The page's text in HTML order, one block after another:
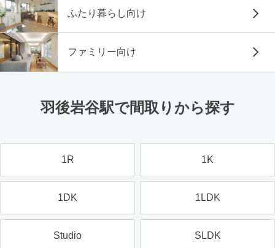
ふたり暮らし向け
ファミリー向け
羽後岩谷駅で間取りから探す
1R 1K
1DK 1LDK
Studio SLDK